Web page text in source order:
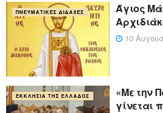
ΠΝΕΥΜΑΤΙΚΈΣ ΔΙΔΑΧΈΣ
Άγιος
10
ΕΚΚΛΗΣΊΑ ΤΗΣ ΕΛΛΆΔΟΣ
«Με την
γίνεται